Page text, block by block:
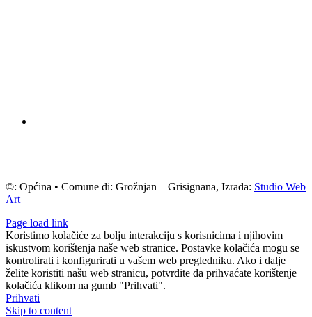
©: Općina • Comune di: Grožnjan – Grisignana, Izrada: Studio Web
Art
Page load link
Koristimo kolačiće za bolju interakciju s korisnicima i njihovim
iskustvom korištenja naše web stranice. Postavke kolačića mogu se
kontrolirati i konfigurirati u vašem web pregledniku. Ako i dalje
želite koristiti našu web stranicu, potvrdite da prihvaćate korištenje
kolačića klikom na gumb "Prihvati".
Prihvati
Skip to content